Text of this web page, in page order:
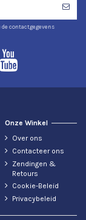
contactgegevens
Onze Winkel
Over ons
Contacteer ons
Zendingen &
Retours
Cookie-Beleid
Privacybeleid